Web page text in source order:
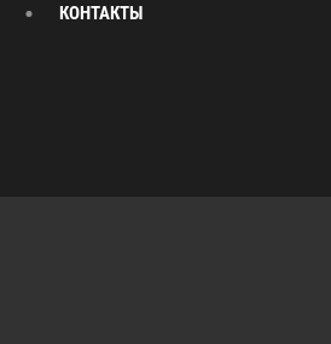
КОНТАКТЫ